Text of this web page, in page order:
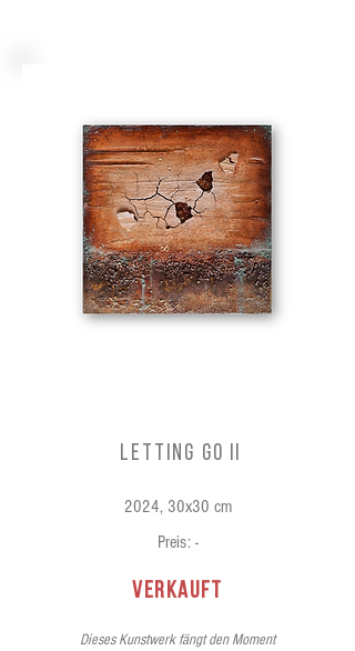
Letting Go II
2024, 30x30 cm
Preis: -
verkauft
Dieses Kunstwerk fängt den Moment